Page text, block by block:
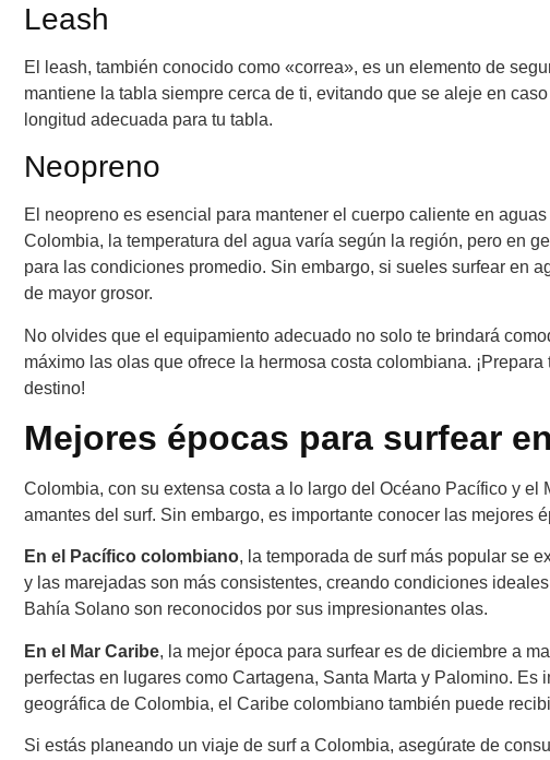
Leash
El leash, también conocido como «correa», es un elemento de
mantiene la tabla siempre cerca de ti, evitando que se aleje en
longitud adecuada para tu tabla.
Neopreno
El neopreno es esencial para mantener el cuerpo caliente en
Colombia, la temperatura del agua varía según la región, pero en
para las condiciones promedio. Sin embargo, si sueles surfear en
de mayor grosor.
No olvides que el equipamiento adecuado no solo te brindará
máximo las olas que ofrece la hermosa costa colombiana.
destino!
Mejores épocas para surfear
Colombia, con su extensa costa a lo largo del Océano Pacífico y
amantes del surf. Sin embargo, es importante conocer las mejores
En el Pacífico colombiano, la temporada de surf más popular se
y las marejadas son más consistentes, creando condiciones
Bahía Solano son reconocidos por sus impresionantes olas.
En el Mar Caribe, la mejor época para surfear es de diciembre a
perfectas en lugares como Cartagena, Santa Marta y Palomino.
geográfica de Colombia, el Caribe colombiano también puede
Si estás planeando un viaje de surf a Colombia, asegúrate de